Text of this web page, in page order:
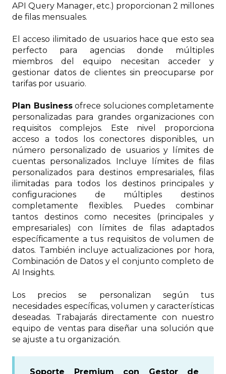
API Query Manager, etc.) proporcionan 2 millones
de filas mensuales.
El acceso ilimitado de usuarios hace que esto sea
perfecto para agencias donde múltiples
miembros del equipo necesitan acceder y
gestionar datos de clientes sin preocuparse por
tarifas por usuario.
Plan Businessofrece soluciones completamente
personalizadas para grandes organizaciones con
requisitos complejos. Este nivel proporciona
acceso a todos los conectores disponibles, un
número personalizado de usuarios y límites de
cuentas personalizados. Incluye límites de filas
personalizados para destinos empresariales, filas
ilimitadas para todos los destinos principales y
configuraciones de múltiples destinos
completamente flexibles. Puedes combinar
tantos destinos como necesites (principales y
empresariales) con límites de filas adaptados
específicamente a tus requisitos de volumen de
datos. También incluye actualizaciones por hora,
Combinación de Datos y el conjunto completo de
AI Insights.
Los precios se personalizan según tus
necesidades específicas, volumen y características
deseadas. Trabajarás directamente con nuestro
equipo de ventas para diseñar una solución que
se ajuste a tu organización.
Soporte Premium con Gestor de